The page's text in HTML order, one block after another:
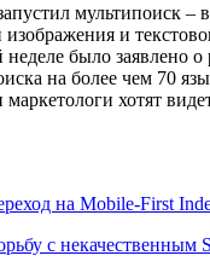
мультипоиск –
и
было заявлено
на более чем 70
хотят
на Mobile-First
с